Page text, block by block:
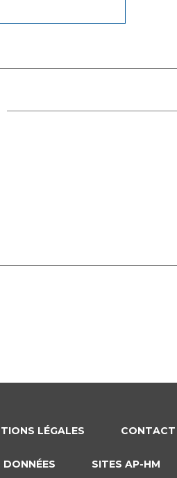
LÉGALES CONTACT
SITES AP-HM